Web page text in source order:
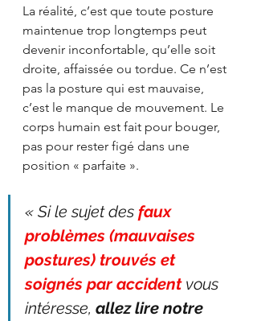
La réalité, c’est que toute posture
maintenue trop longtemps peut
devenir inconfortable, qu’elle soit
droite, affaissée ou tordue. Ce n’est
pas la posture qui est mauvaise,
c’est le manque de mouvement. Le
corps humain est fait pour bouger,
pas pour rester figé dans une
position « parfaite ».
« Si le sujet des faux
problèmes (mauvaises
postures) trouvés et
soignés par accident vous
intéresse, allez lire notre